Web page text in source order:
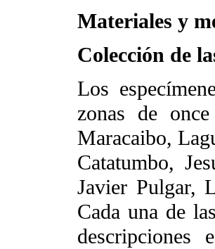
Materiales y
Colección de
Los
zonas de
Maracaibo,
Catatumbo,
Javier Pulgar,
Cada una de
descripciones